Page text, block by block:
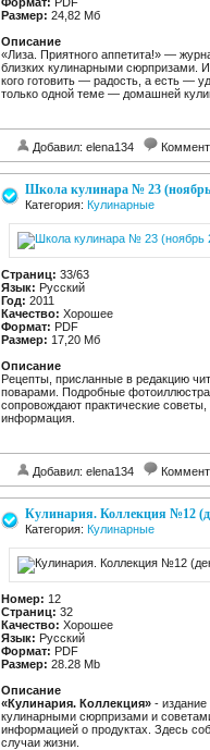
Размер: 24,82 Мб
Описание
«Лиза. Приятного аппетита!» —
близких кулинарными сюрпризами.
кого готовить — радость, а есть —
только одной теме — домашней
Добавил: elena134
Школа кулинара № 23 (ноябрь
Категория: Кулинарные
Страниц: 33/63
Язык: Русский
Год: 2011
Качество: Хорошее
Формат: PDF
Размер: 17,20 Мб
Описание
Рецепты, присланные в редакцию
поварами. Подробные
сопровождают практические
информация.
Добавил: elena134
Кулинария. Коллекция №12
Категория: Кулинарные
Номер: 12
Страниц: 32
Качество: Хорошее
Язык: Русский
Формат: PDF
Размер: 28.28 Mb
Описание
«Кулинария. Коллекция» -
кулинарными сюрпризами и
информацией о продуктах. Здесь
случаи жизни.